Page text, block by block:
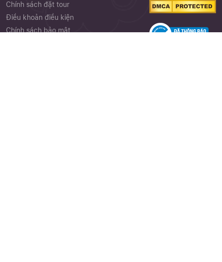
Chính sách đặt tour
Điều khoản điều kiện
Chính sách bảo mật